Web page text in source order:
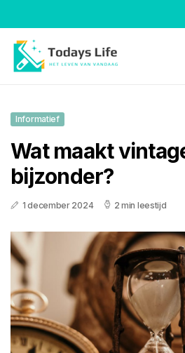
Informatief
Wat maakt
bijzonder?
1 december 2024 2 min leestijd